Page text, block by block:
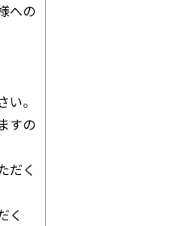
への
。
すの
だく
く